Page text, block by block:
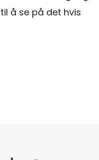
å se på det hvis